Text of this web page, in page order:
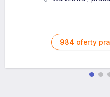
984 oferty